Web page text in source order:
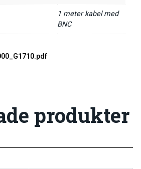
1 meter kabel med
BNC
produkter